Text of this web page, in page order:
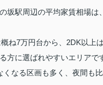
坂駅周辺の平均家賃相場
ね7万円台から、2DK以上
方に選ばれやすいエリアで
なる区画も多く、夜間も